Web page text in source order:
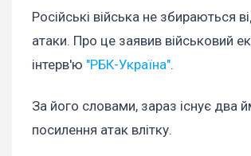
Російські війська не збираються
атаки. Про це заявив військовий
інтерв'ю "РБК-Україна".
За його словами, зараз існує два
посилення атак влітку.